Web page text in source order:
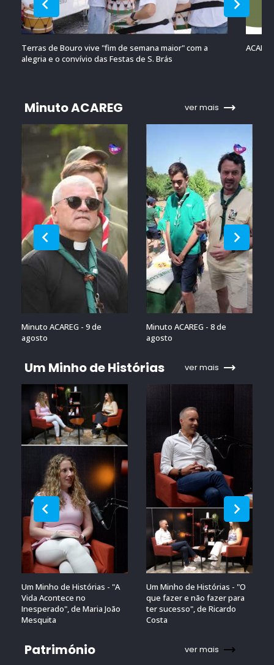
Terras de Bouro vive "fim de semana maior" com a
alegria e o convívio das Festas de S. Brás
Minuto ACAREG ver mais
Minuto ACAREG - 9 de
agosto
Minuto ACAREG - 8 de
agosto
Um Minho de Histórias ver mais
Um Minho de Histórias - "A
Vida Acontece no
Inesperado", de Maria João
Mesquita
Um Minho de Histórias - "O
que fazer e não fazer para
ter sucesso", de Ricardo
Costa
Património ver mais